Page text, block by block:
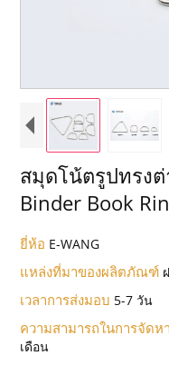
สมุดโน้ตรูปทรง
Binder Book
ยี่ห้อ E-WANG
แหล่งที่มาของผลิตภัณฑ์
เวลาการส่งมอบ 5-7 วัน
ความสามารถในการจัดหา
เดือน